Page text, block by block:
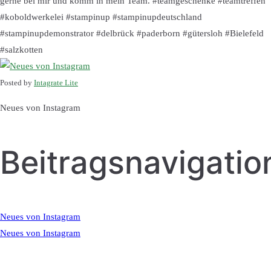
#koboldwerkelei #stampinup #stampinupdeutschland
#stampinupdemonstrator #delbrück #paderborn #gütersloh #Bielefeld
#salzkotten
Posted by Intagrate Lite
Neues von Instagram
Neues von Instagram
Neues von Instagram